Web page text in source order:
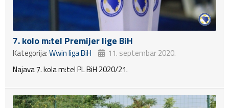
7. kolo m:tel Premijer lige BiH
Kategorija:Wwin liga BiH
11. septembar 2020.
Najava 7. kola m:tel PL BiH 2020/21.